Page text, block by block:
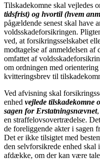
Tilskadekomne skal vejledes
tidsfrist) og hvortil (hvem
pågældende senest skal have
voldsskadeforsikringen.
ved, at forsikringsselskabet
modtagelse af anmeldelsen
omfattet af
om ordningen med
kvitteringsbrev til
Ved afvisning skal
enhed vejlede tilskadekomne
sagen for Erstatningsnævnet
en straffelovsovertrædelse.
de foreliggende akter i sagen
Det er ikke tilsigtet med
den selvforsikrede enhed
afdække, om der kan være